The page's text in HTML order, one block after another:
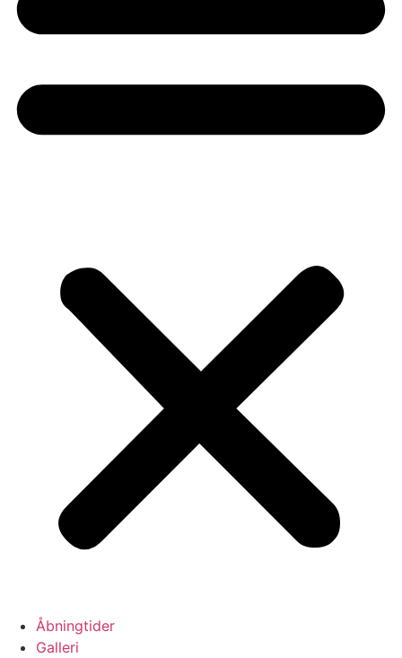
Åbningtider
Galleri